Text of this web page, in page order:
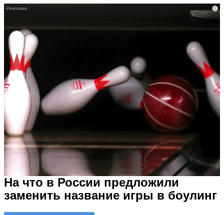
i
На что в России предложили
заменить название игры в боулинг